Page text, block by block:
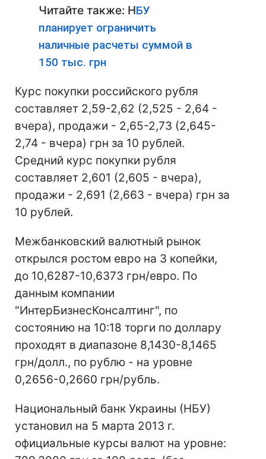
Читайте также: НБУ
планирует ограничить
наличные расчеты суммой в
150 тыс. грн
Курс покупки российского рубля
составляет 2,59-2,62 (2,525 - 2,64 -
вчера), продажи - 2,65-2,73 (2,645-
2,74 - вчера) грн за 10 рублей.
Средний курс покупки рубля
составляет 2,601 (2,605 - вчера),
продажи - 2,691 (2,663 - вчера) грн за
10 рублей.
Межбанковский валютный рынок
открылся ростом евро на 3 копейки,
до 10,6287-10,6373 грн/евро. По
данным компании
"ИнтерБизнесКонсалтинг", по
состоянию на 10:18 торги по доллару
проходят в диапазоне 8,1430-8,1465
грн/долл., по рублю - на уровне
0,2656-0,2660 грн/рубль.
Национальный банк Украины (НБУ)
установил на 5 марта 2013 г.
официальные курсы валют на уровне: